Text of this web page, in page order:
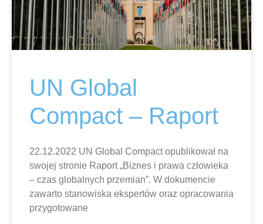
UN Global
Compact – Raport
22.12.2022 UN Global Compact opublikował na
swojej stronie Raport „Biznes i prawa człowieka
– czas globalnych przemian”. W dokumencie
zawarto stanowiska ekspertów oraz opracowania
przygotowane